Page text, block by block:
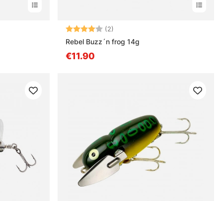
Beoordeling:(2)
Rebel Buzz´n frog 14g
€11.90